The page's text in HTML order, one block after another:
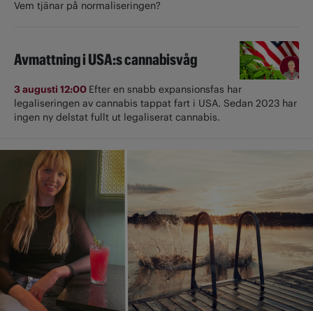
Vem tjänar på normaliseringen?
Avmattning i USA:s cannabisvåg
3 augusti 12:00 Efter en snabb expansionsfas har
legaliseringen av cannabis tappat fart i USA. Sedan 2023 har
ingen ny delstat fullt ut ­legaliserat cannabis.